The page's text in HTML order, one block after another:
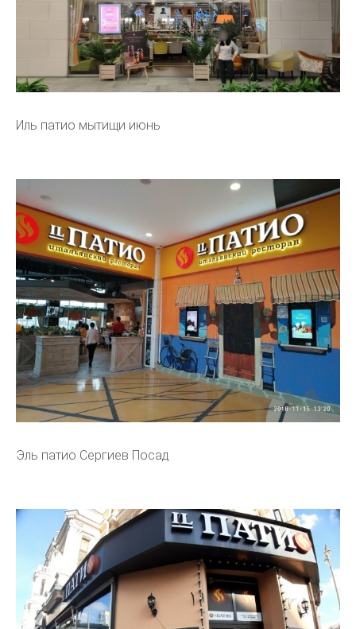
Иль патио мытищи июнь
Эль патио Сергиев Посад